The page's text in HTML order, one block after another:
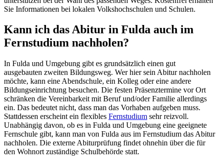
Sie Informationen bei lokalen Volkshochschulen und Schulen.
Kann ich das Abitur in Fulda auch im
Fernstudium nachholen?
In Fulda und Umgebung gibt es grundsätzlich einen gut
ausgebauten zweiten Bildungsweg. Wer hier sein Abitur nachholen
möchte, kann eine Abendschule, ein Kolleg oder eine andere
Bildungseinrichtung besuchen. Die festen Präsenztermine vor Ort
schränken die Vereinbarkeit mit Beruf und/oder Familie allerdings
ein. Das bedeutet nicht, dass man das Vorhaben aufgeben muss.
Stattdessen erscheint ein flexibles Fernstudium sehr reizvoll.
Unabhängig davon, ob es in Fulda und Umgebung eine geeignete
Fernschule gibt, kann man von Fulda aus im Fernstudium das Abitur
nachholen. Die externe Abiturprüfung findet ohnehin über die für
den Wohnort zuständige Schulbehörde statt.